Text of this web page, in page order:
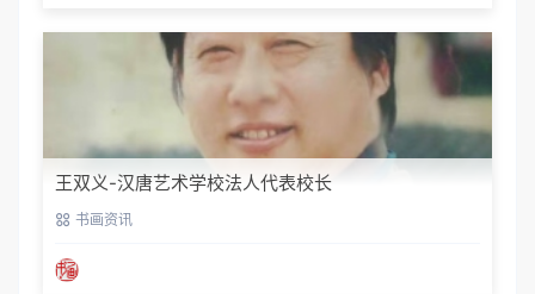
王双义-汉唐艺术学校法人代表校长
书画资讯